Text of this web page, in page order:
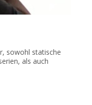
sowohl statische
als auch